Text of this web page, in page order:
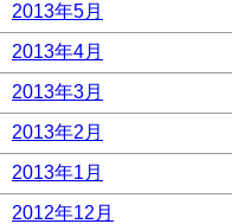
2013年5月
2013年4月
2013年3月
2013年2月
2013年1月
2012年12月